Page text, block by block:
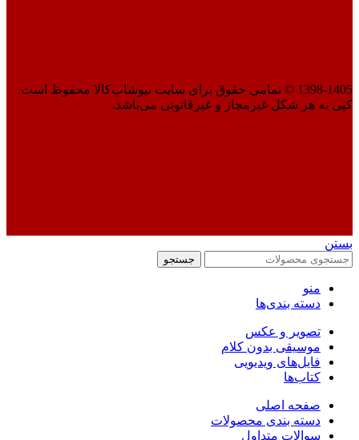
1398-1405 © تمامی حقوق برای سایت نیوشاپ‌کالا محفوظ است.
کپی به هر شکل غیرمجاز و غیرقانونی می‌باشد.
بستن
جستجو
منو
دسته بندی‌ها
تصویر و عکس
موسیقی بدون کلام
فایل‌های ویدیویی
کتاب‌ها
صفحه اصلی
دسته بندی محصولات
سوالات متداول